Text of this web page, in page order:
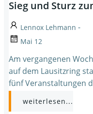
Sieg und Sturz
Lennox Lehmann -
Mai 12
Am vergangenen
auf dem Lausitzring
fünf Veranstaltungen
weiterlesen...